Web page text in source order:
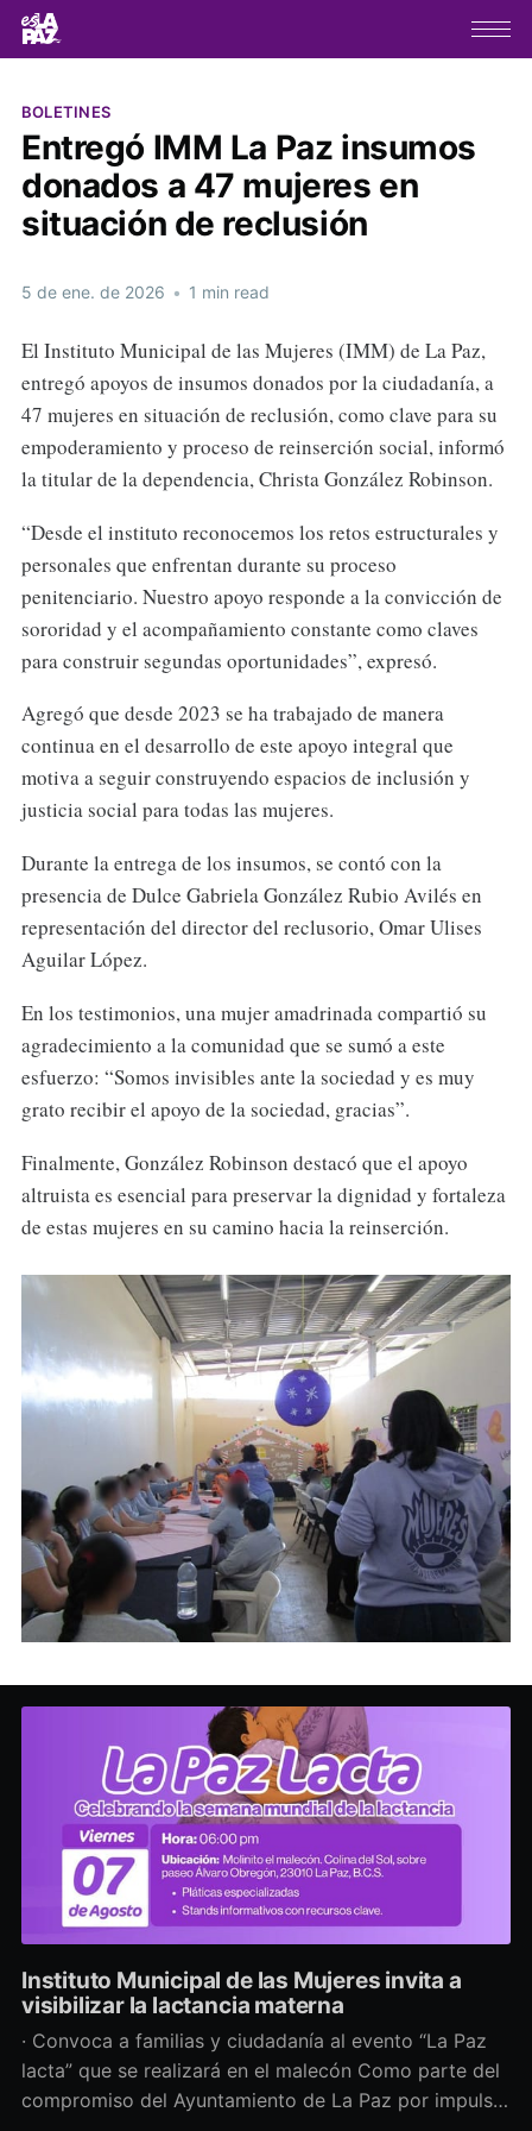
BOLETINES
Entregó IMM La Paz insumos
donados a 47 mujeres en
situación de reclusión
5 de ene. de 2026 • 1 min read
El Instituto Municipal de las Mujeres (IMM) de La Paz,
entregó apoyos de insumos donados por la ciudadanía, a
47 mujeres en situación de reclusión, como clave para su
empoderamiento y proceso de reinserción social, informó
la titular de la dependencia, Christa González Robinson.
“Desde el instituto reconocemos los retos estructurales y
personales que enfrentan durante su proceso
penitenciario. Nuestro apoyo responde a la convicción de
sororidad y el acompañamiento constante como claves
para construir segundas oportunidades”, expresó.
Agregó que desde 2023 se ha trabajado de manera
continua en el desarrollo de este apoyo integral que
motiva a seguir construyendo espacios de inclusión y
justicia social para todas las mujeres.
Durante la entrega de los insumos, se contó con la
presencia de Dulce Gabriela González Rubio Avilés en
representación del director del reclusorio, Omar Ulises
Aguilar López.
En los testimonios, una mujer amadrinada compartió su
agradecimiento a la comunidad que se sumó a este
esfuerzo: “Somos invisibles ante la sociedad y es muy
grato recibir el apoyo de la sociedad, gracias”.
Finalmente, González Robinson destacó que el apoyo
altruista es esencial para preservar la dignidad y fortaleza
de estas mujeres en su camino hacia la reinserción.
Instituto Municipal de las Mujeres invita a
visibilizar la lactancia materna
· Convoca a familias y ciudadanía al evento “La Paz
lacta” que se realizará en el malecón Como parte del
compromiso del Ayuntamiento de La Paz por impulsar